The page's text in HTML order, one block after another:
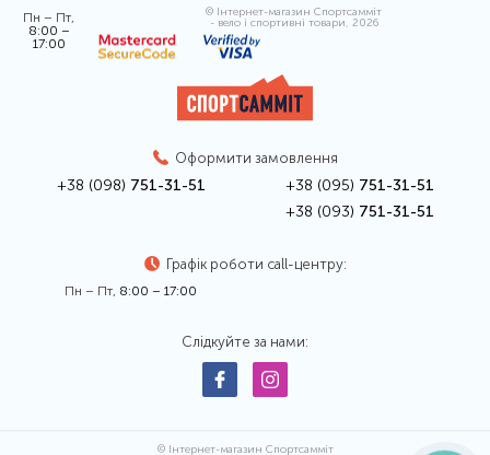
Пн – Пт,
8:00 –
17:00
© Інтернет-магазин Спортсамміт
- вело і спортивні товари, 2026
Оформити замовлення
+38 (098) 751-31-51 +38 (095) 751-31-51
+38 (093) 751-31-51
Графік роботи call-центру:
Пн – Пт, 8:00 – 17:00
Слідкуйте за нами:
© Інтернет-магазин Спортсамміт